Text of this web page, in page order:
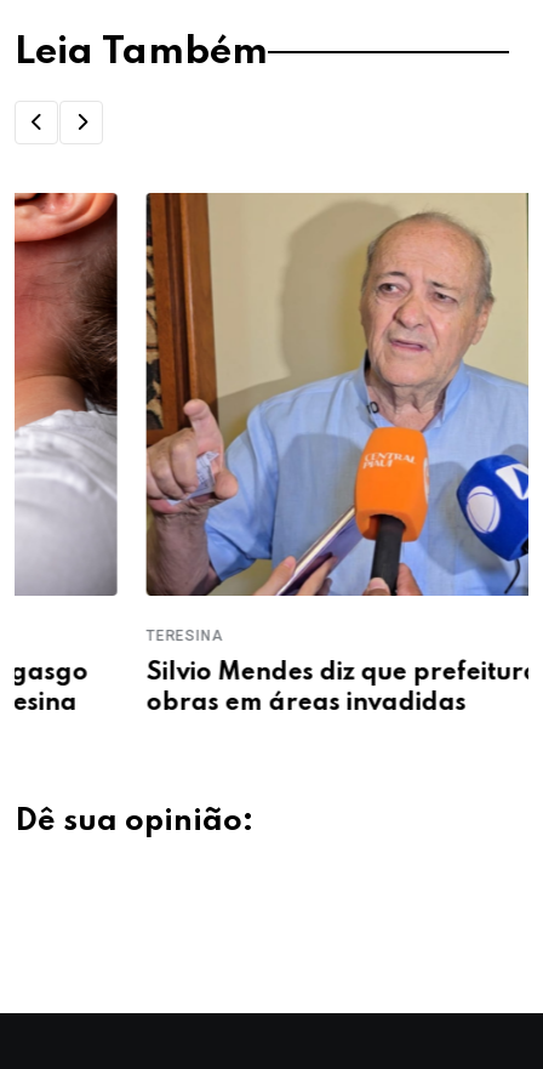
Leia Também
Silvio Mendes diz que prefeitura não fará
obras em áreas invadidas
Dê sua opinião: